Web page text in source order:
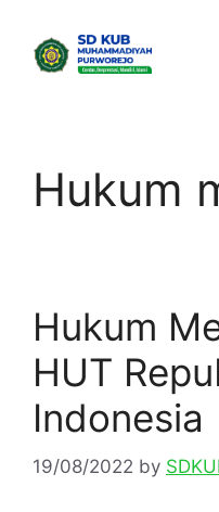
content
Hukum
Hukum
HUT
Indonesia
19/08/2022 by